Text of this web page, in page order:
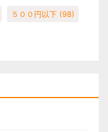
５００円以下 (98)